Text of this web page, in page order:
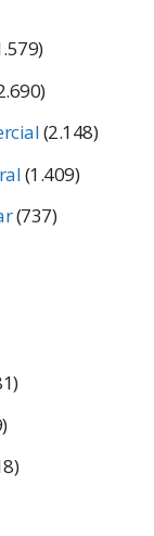
(2.148)
(1.409)
(737)